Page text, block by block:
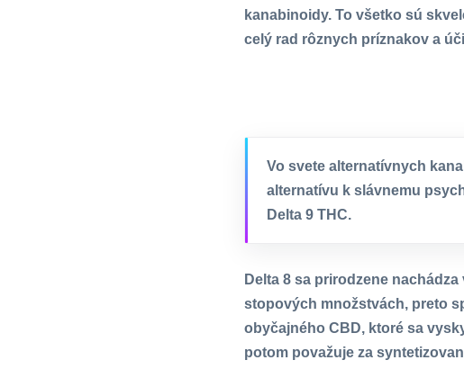
kanabinoidy. To všetko sú
celý rad rôznych príznakov a
Vo svete alternatívnych
alternatívu k slávnemu
Delta 9 THC.
Delta 8 sa prirodzene
stopových množstvách, preto
obyčajného CBD, ktoré sa
potom považuje za